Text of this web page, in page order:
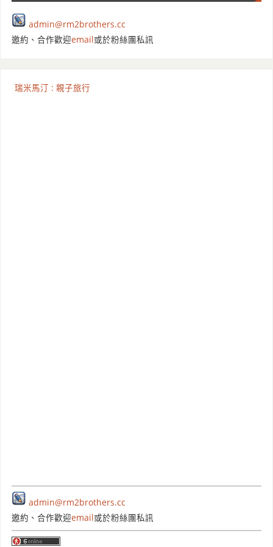
admin@rm2brothers.cc
邀約、合作歡迎email或於粉絲團私訊
瑞米馬汀 : 親子旅行
admin@rm2brothers.cc
邀約、合作歡迎email或於粉絲團私訊